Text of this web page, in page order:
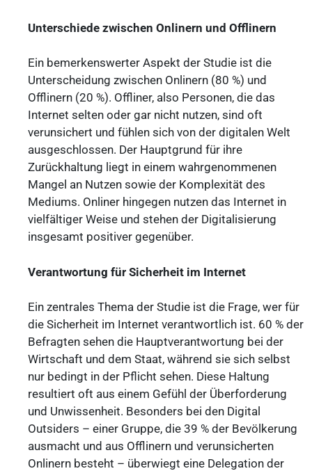
Unterschiede zwischen Onlinern und Offlinern
Ein bemerkenswerter Aspekt der Studie ist die
Unterscheidung zwischen Onlinern (80 %) und
Offlinern (20 %). Offliner, also Personen, die das
Internet selten oder gar nicht nutzen, sind oft
verunsichert und fühlen sich von der digitalen Welt
ausgeschlossen. Der Hauptgrund für ihre
Zurückhaltung liegt in einem wahrgenommenen
Mangel an Nutzen sowie der Komplexität des
Mediums. Onliner hingegen nutzen das Internet in
vielfältiger Weise und stehen der Digitalisierung
insgesamt positiver gegenüber.
Verantwortung für Sicherheit im Internet
Ein zentrales Thema der Studie ist die Frage, wer für
die Sicherheit im Internet verantwortlich ist. 60 % der
Befragten sehen die Hauptverantwortung bei der
Wirtschaft und dem Staat, während sie sich selbst
nur bedingt in der Pflicht sehen. Diese Haltung
resultiert oft aus einem Gefühl der Überforderung
und Unwissenheit. Besonders bei den Digital
Outsiders – einer Gruppe, die 39 % der Bevölkerung
ausmacht und aus Offlinern und verunsicherten
Onlinern besteht – überwiegt eine Delegation der